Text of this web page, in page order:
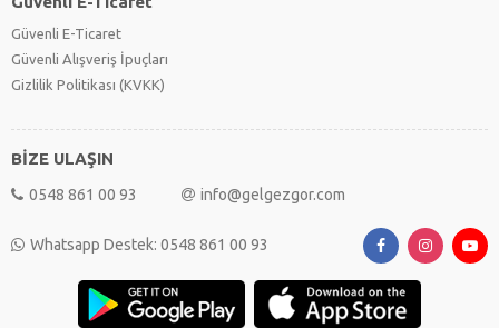
Güvenli E-Ticaret
Güvenli Alışveriş İpuçları
Gizlilik Politikası (KVKK)
BİZE ULAŞIN
0548 861 00 93 info@gelgezgor.com
Whatsapp Destek: 0548 861 00 93